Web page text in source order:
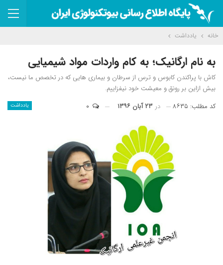
خانه یادداشت
به نام ارگانیک؛ به کام واردات مواد شیمیایی
کاش با پراکندن کابوس و ترس از سرطان و بیماری هایی که در تخصص ما نیست،
بیش ازاین بر رونق و معیشت خود نیفزاییم.
یادداشت کد مطلب: ۸۶۳۵ در ۲۳ آبان ۱۳۹۶